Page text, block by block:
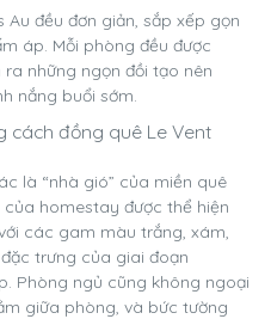
đều đơn giản, sắp xếp gọn
áp. Mỗi phòng đều được
những ngọn đồi tạo nên
nắng buổi sớm.
cách đồng quê Le Vent
là “nhà gió” của miền quê
homestay được thể hiện
các gam màu trắng, xám,
trưng của giai đoạn
Phòng ngủ cũng không ngoại
giữa phòng, và bức tường